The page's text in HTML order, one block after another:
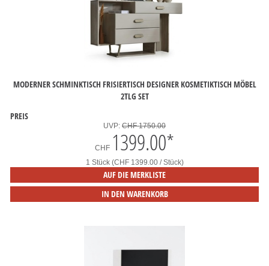
MODERNER SCHMINKTISCH FRISIERTISCH DESIGNER KOSMETIKTISCH MÖBEL
2TLG SET
PREIS
UVP: CHF 1750.00
CHF 1399.00*
1 Stück (CHF 1399.00 / Stück)
AUF DIE MERKLISTE
IN DEN WARENKORB